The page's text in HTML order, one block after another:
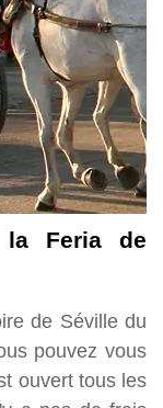
la Feria de
de Séville du
pouvez vous
ouvert tous les